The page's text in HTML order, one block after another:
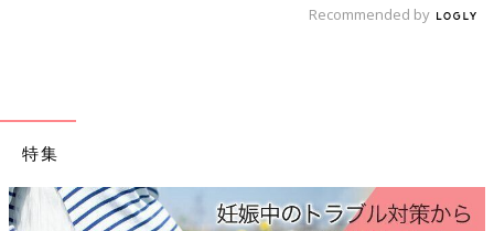
大人気連載中のマォさんが伝授【超簡単☆100均のミニタオル
Recommended by
特集